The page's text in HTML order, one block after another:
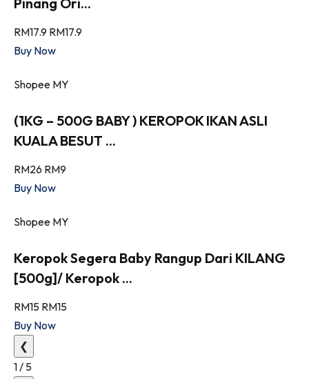
RM17.9 RM17.9
Buy Now
Shopee MY
(1KG – 500G BABY ) KEROPOK IKAN ASLI
KUALA BESUT ...
RM26 RM9
Buy Now
Shopee MY
Keropok Segera Baby Rangup Dari KILANG
[500g]/ Keropok ...
RM15 RM15
Buy Now
❮
1 / 5